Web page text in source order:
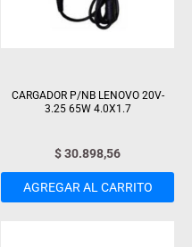
CARGADOR P/NB LENOVO 20V-
3.25 65W 4.0X1.7
$30.898,56
AGREGAR AL CARRITO